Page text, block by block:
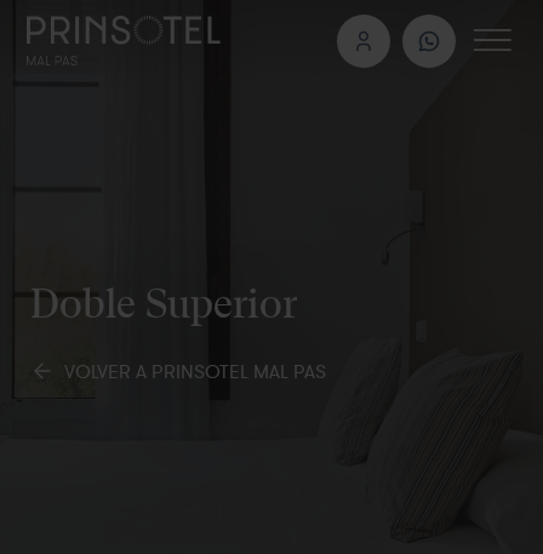
Doble Superior
VOLVER A PRINSOTEL MAL PAS